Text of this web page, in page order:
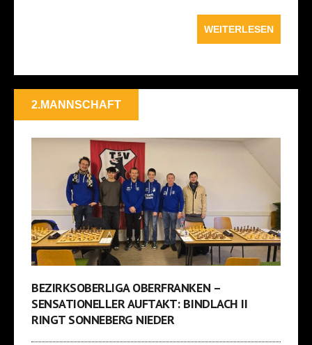
WEITERLESEN
2.MANNSCHAFT
BEZIRKSOBERLIGA OBERFRANKEN –
SENSATIONELLER AUFTAKT: BINDLACH II
RINGT SONNEBERG NIEDER